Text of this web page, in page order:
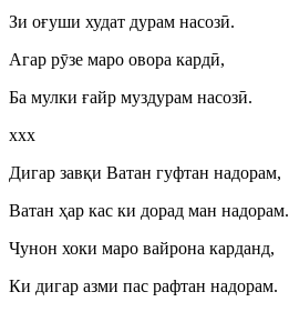
Зи оғуши худат дурам насозӣ.
Агар рӯзе маро овора кардӣ,
Ба мулки ғайр муздурам насозӣ.
ххх
Дигар завқи Ватан гуфтан надорам,
Ватан ҳар кас ки дорад ман надорам.
Чунон хоки маро вайрона карданд,
Ки дигар азми пас рафтан надорам.